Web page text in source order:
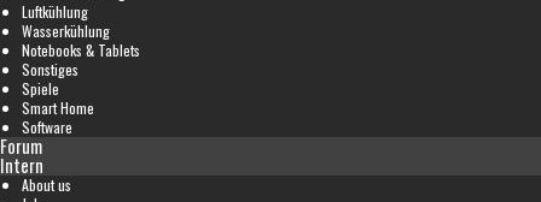
Luftkühlung
Wasserkühlung
Notebooks & Tablets
Sonstiges
Spiele
Smart Home
Software
Forum
Intern
About us